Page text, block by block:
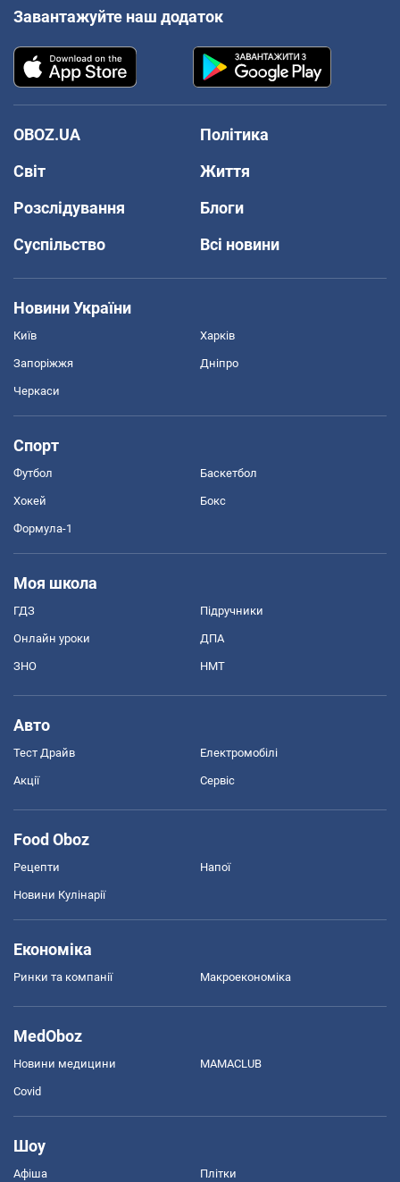
Завантажуйте наш додаток
OBOZ.UA
Політика
Світ
Життя
Розслідування
Блоги
Суспільство
Всі новини
Новини України
Київ Харків
Запоріжжя Дніпро
Черкаси
Спорт
Футбол Баскетбол
Хокей Бокс
Формула-1
Моя школа
ГДЗ Підручники
Онлайн уроки ДПА
ЗНО НМТ
Авто
Тест Драйв Електромобілі
Акції Сервіс
Food Oboz
Рецепти Напої
Новини Кулінарії
Економіка
Ринки та компанії Макроекономіка
MedOboz
Новини медицини MAMACLUB
Covid
Шоу
Афіша Плітки